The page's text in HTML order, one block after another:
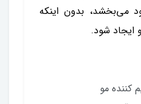
می‌بخشد، بدون اینکه
شود.
کننده مو